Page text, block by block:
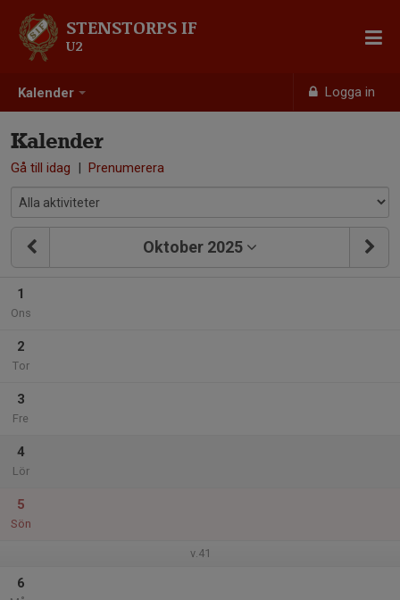
Kalender Logga in
STENSTORPS IF
U2
Kalender
Gå till idag | Prenumerera
Oktober 2025
1
Ons
2
Tor
3
Fre
4
Lör
5
Sön
v.41
6